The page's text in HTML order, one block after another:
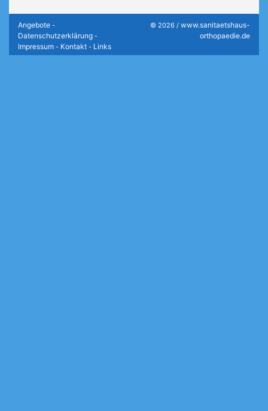
Angebote -
Datenschutzerklärung -
Impressum - Kontakt - Links
© 2026 / www.sanitaetshaus-
orthopaedie.de